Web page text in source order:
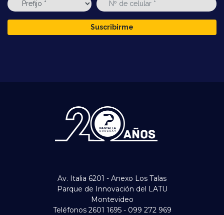
Suscribirme
Av. Italia 6201 - Anexo Los Talas
Parque de Innovación del LATU
Montevideo
Teléfonos 2601 1695 - 099 272 969